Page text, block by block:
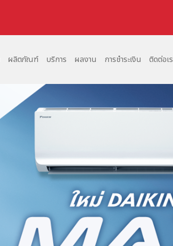
ผลิตภัณฑ์ บริการ ผลงาน การชำระเงิน ติดต่อเ